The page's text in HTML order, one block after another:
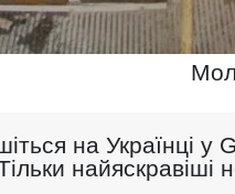
на Українці у
найяскравіші